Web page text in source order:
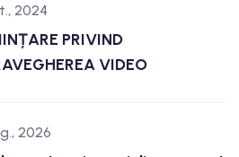
2024
PRIVIND
VIDEO
2026